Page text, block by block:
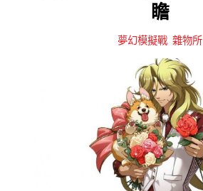
瞻
夢幻模擬戰, 雜物所